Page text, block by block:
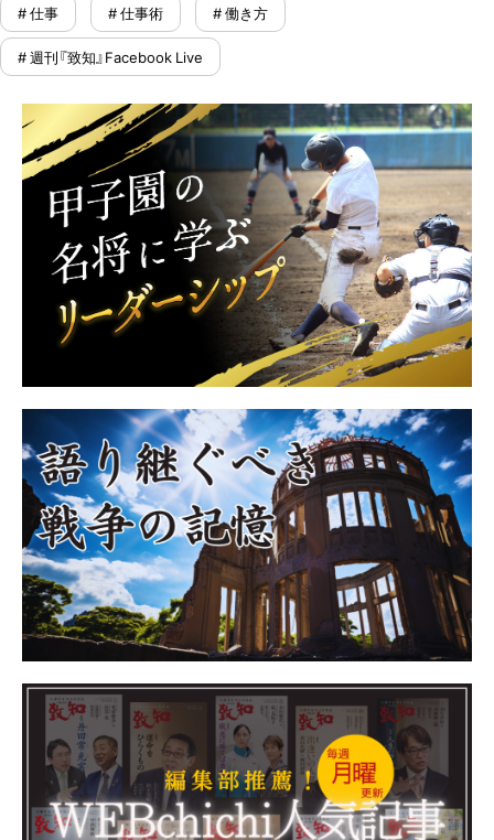
# 仕事 # 仕事術 # 働き方
# 週刊『致知』Facebook Live